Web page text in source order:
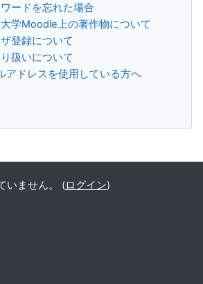
ードを忘れた場合
大学Moodle上の著作物について
ザ登録について
扱いについて
アドレスを使用している方へ
いません。 (ログイン)